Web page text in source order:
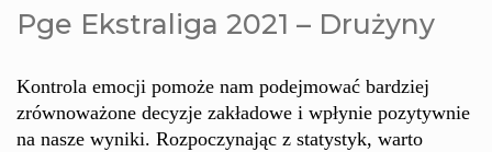
Pge Ekstraliga 2021 – Drużyny
Kontrola emocji pomoże nam podejmować bardziej
zrównoważone decyzje zakładowe i wpłynie pozytywnie
na nasze wyniki. Rozpoczynając z statystyk, warto